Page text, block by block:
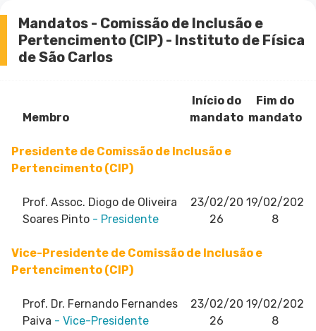
Mandatos - Comissão de Inclusão e
Pertencimento (CIP) - Instituto de Física
de São Carlos
Membro
Início do
mandato
Fim do
mandato
Presidente de Comissão de Inclusão e
Pertencimento (CIP)
Prof. Assoc. Diogo de Oliveira
Soares Pinto - Presidente
23/02/20
26
19/02/202
8
Vice-Presidente de Comissão de Inclusão e
Pertencimento (CIP)
Prof. Dr. Fernando Fernandes
Paiva - Vice-Presidente
23/02/20
26
19/02/202
8